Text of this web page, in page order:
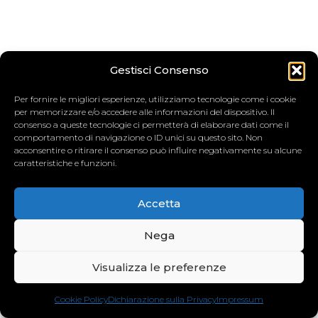
Gestisci Consenso
Per fornire le migliori esperienze, utilizziamo tecnologie come i cookie
per memorizzare e/o accedere alle informazioni del dispositivo. Il
consenso a queste tecnologie ci permetterà di elaborare dati come il
comportamento di navigazione o ID unici su questo sito. Non
acconsentire o ritirare il consenso può influire negativamente su alcune
caratteristiche e funzioni.
Accetta
Nega
Visualizza le preferenze
Cookie PolicyDichiarazione sulla PrivacyImpressum